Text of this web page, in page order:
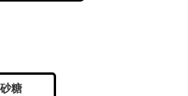
砂糖